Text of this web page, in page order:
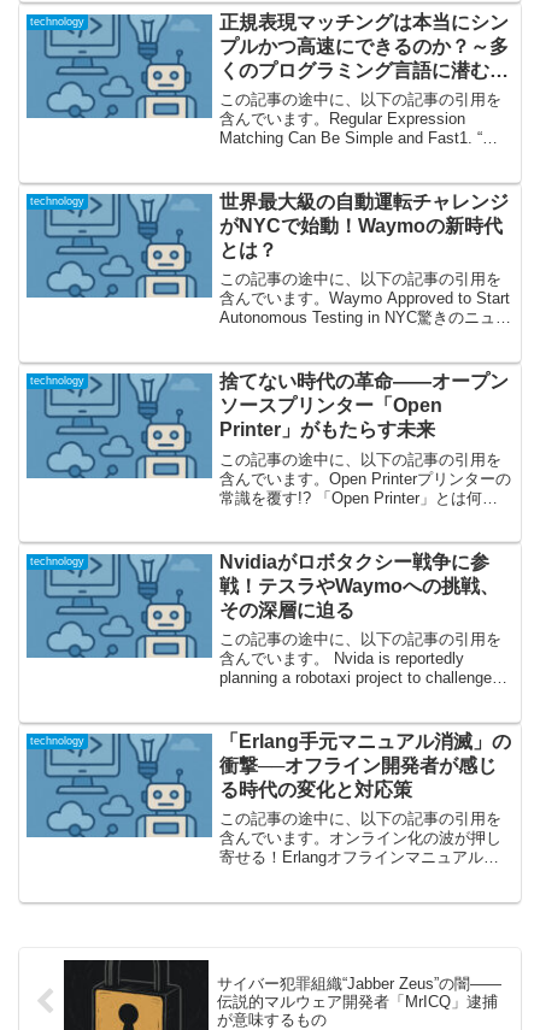
technology
正規表現マッチングは本当にシン
プルかつ高速にできるのか？～多
くのプログラミング言語に潜む遅
さの罠とその打開策を徹底解説～
この記事の途中に、以下の記事の引用を
含んでいます。Regular Expression
Matching Can Be Simple and Fast1. “正
表現（...
technology
世界最大級の自動運転チャレンジ
がNYCで始動！Waymoの新時代
とは？
この記事の途中に、以下の記事の引用を
含んでいます。Waymo Approved to Start
Autonomous Testing in NYC驚きのニュー
technology
捨てない時代の革命――オープン
ソースプリンター「Open
Printer」がもたらす未来
この記事の途中に、以下の記事の引用を
含んでいます。Open Printerプリンターの
常識を覆す!? 「Open Printer」とは何者
あるでしょうか。「動かなくなっ...
technology
Nvidiaがロボタクシー戦争に参
戦！テスラやWaymoへの挑戦、
その深層に迫る
この記事の途中に、以下の記事の引用を
含んでいます。 Nvida is reportedly
planning a robotaxi project to challenge
technology
「Erlang手元マニュアル消滅」の
衝撃──オフライン開発者が感じ
る時代の変化と対応策
この記事の途中に、以下の記事の引用を
含んでいます。オンライン化の波が押し
寄せる！Erlangオフラインマニュアル終
サイバー犯罪組織“Jabber Zeus”の闇——
伝説的マルウェア開発者「MrICQ」逮捕
が意味するもの